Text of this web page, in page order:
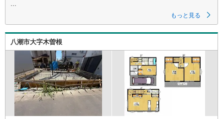
▽ご購入後もお客様の人生のパートナーとして暮らしの「安心」を守り続
けます。
【Yahoo！ 不動産キャンペーン対象店舗】
当店で物件を成約するとPayPayボーナスライトがもらえる
「Yahoo！ 不動産 物件ご成約キャンペーン」の対象になります。
「資料をもらう」「見学予約をする」ボタンからお問い合わせください。
※必ずYahoo！ JAPAN IDでログインしてください。
※PayPayボーナスライトは出金と譲渡はできません。
ご案内・詳細な資料のご請求はお気軽にどうぞ♪
お電話でのお問い合わせも常時受け付けております！
もっと見る
八潮市大字木曽根